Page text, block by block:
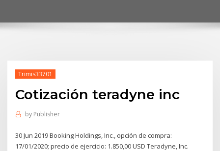
Trimis33701
Cotización teradyne inc
by Publisher
30 Jun 2019 Booking Holdings, Inc., opción de compra:
17/01/2020; precio de ejercicio: 1.850,00 USD Teradyne, Inc.